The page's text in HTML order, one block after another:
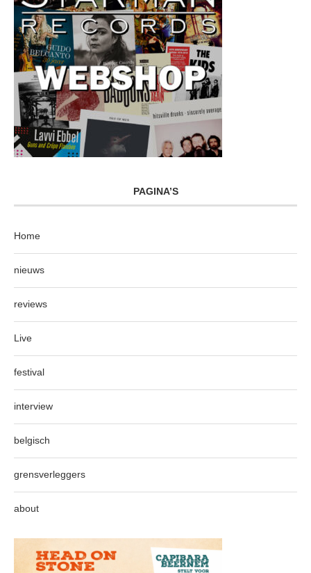
PAGINA’S
Home
nieuws
reviews
Live
festival
interview
belgisch
grensverleggers
about